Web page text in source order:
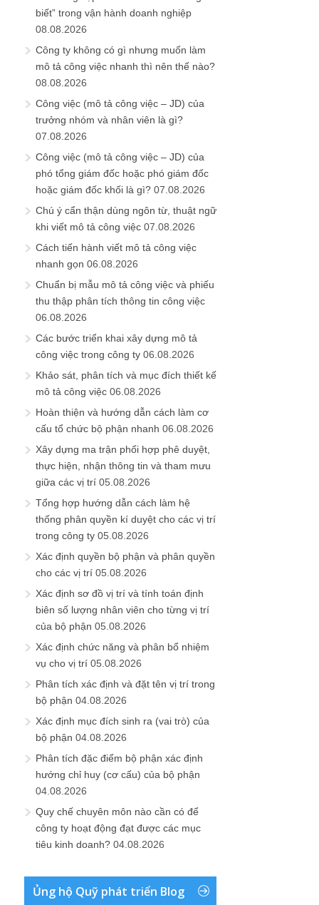
biết” trong vận hành doanh nghiệp
08.08.2026
Công ty không có gì nhưng muốn làm
mô tả công việc nhanh thì nên thế nào?
08.08.2026
Công việc (mô tả công việc – JD) của
trưởng nhóm và nhân viên là gì?
07.08.2026
Công việc (mô tả công việc – JD) của
phó tổng giám đốc hoặc phó giám đốc
hoặc giám đốc khối là gì? 07.08.2026
Chú ý cẩn thận dùng ngôn từ, thuật ngữ
khi viết mô tả công việc 07.08.2026
Cách tiến hành viết mô tả công việc
nhanh gọn 06.08.2026
Chuẩn bị mẫu mô tả công việc và phiếu
thu thập phân tích thông tin công việc
06.08.2026
Các bước triển khai xây dựng mô tả
công việc trong công ty 06.08.2026
Khảo sát, phân tích và mục đích thiết kế
mô tả công việc 06.08.2026
Hoàn thiện và hướng dẫn cách làm cơ
cấu tổ chức bộ phận nhanh 06.08.2026
Xây dựng ma trận phối hợp phê duyệt,
thực hiện, nhận thông tin và tham mưu
giữa các vị trí 05.08.2026
Tổng hợp hướng dẫn cách làm hệ
thống phân quyền kí duyệt cho các vị trí
trong công ty 05.08.2026
Xác định quyền bộ phận và phân quyền
cho các vị trí 05.08.2026
Xác định sơ đồ vị trí và tính toán định
biên số lượng nhân viên cho từng vị trí
của bộ phận 05.08.2026
Xác định chức năng và phân bổ nhiệm
vụ cho vị trí 05.08.2026
Phân tích xác định và đặt tên vị trí trong
bộ phận 04.08.2026
Xác định mục đích sinh ra (vai trò) của
bộ phận 04.08.2026
Phân tích đặc điểm bộ phận xác định
hướng chỉ huy (cơ cấu) của bộ phận
04.08.2026
Quy chế chuyên môn nào cần có để
công ty hoạt động đạt được các mục
tiêu kinh doanh? 04.08.2026
Ủng hộ Quỹ phát triển Blog